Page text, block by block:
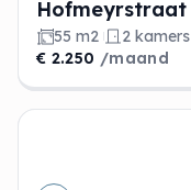
Hofmeyrstraat
55 m2 2 kamers
€ 2.250 /maand